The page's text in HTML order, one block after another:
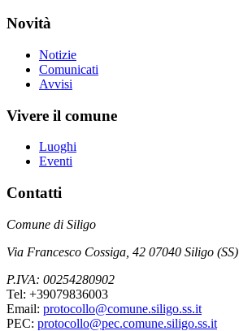
Novità
Notizie
Comunicati
Avvisi
Vivere il comune
Luoghi
Eventi
Contatti
Comune di Siligo
Via Francesco Cossiga, 42 07040 Siligo (SS)
P.IVA: 00254280902
Tel: +39079836003
Email: protocollo@comune.siligo.ss.it
PEC: protocollo@pec.comune.siligo.ss.it